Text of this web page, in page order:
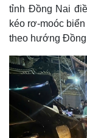
tỉnh Đồng Nai
kéo rơ-moóc
theo hướng